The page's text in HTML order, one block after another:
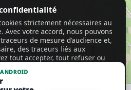
confidentialité
strictement nécessaires au
votre accord, nous pouvons
de mesure d’audience et,
des traceurs liés aux
tout accepter, tout refuser ou
Tout accepter